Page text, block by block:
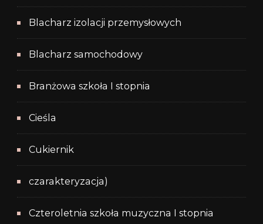
Blacharz izolacji przemysłowych
Blacharz samochodowy
Branżowa szkoła I stopnia
Cieśla
Cukiernik
czarakteryzacja)
Czteroletnia szkoła muzyczna I stopnia